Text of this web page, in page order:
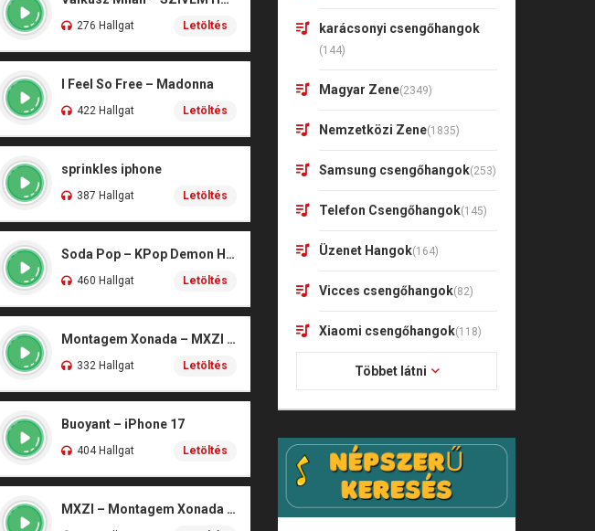
276 Hallgat Letöltés
I Feel So Free – Madonna
422 Hallgat Letöltés
sprinkles iphone
387 Hallgat Letöltés
Soda Pop – KPop Demon Hunters (Marimba)
460 Hallgat Letöltés
Montagem Xonada – MXZI (iPhone)
332 Hallgat Letöltés
Buoyant – iPhone 17
404 Hallgat Letöltés
MXZI – Montagem Xonada (iPhone)
karácsonyi csengőhangok
(144)
Magyar Zene(2349)
Nemzetközi Zene(1835)
Samsung csengőhangok(253)
Telefon Csengőhangok(145)
Üzenet Hangok(164)
Vicces csengőhangok(82)
Xiaomi csengőhangok(118)
Többet látni